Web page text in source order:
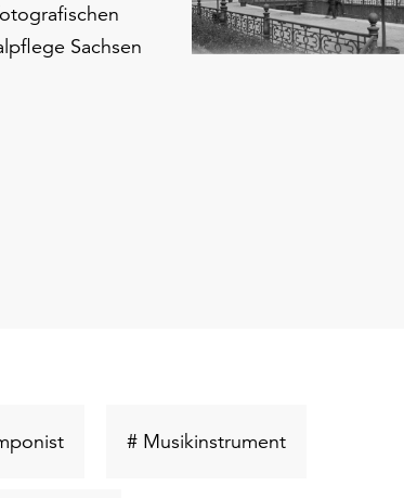
Sachsen
Schlüsselwort# MusikinstrumentSchlüsselwort